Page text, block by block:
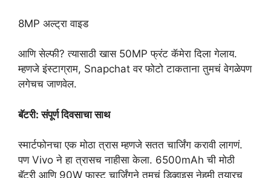
8MP अल्ट्रा वाइड
आणि सेल्फी? त्यासाठी खास 50MP फ्रंट कॅमेरा दिला गेलाय.
म्हणजे इंस्टाग्राम, Snapchat वर फोटो टाकताना तुमचं वेगळेपण
लगेचच जाणवेल.
बॅटरी: संपूर्ण दिवसाचा साथ
स्मार्टफोनचा एक मोठा त्रास म्हणजे सतत चार्जिंग करावी लागणं.
पण Vivo ने हा त्रासच नाहीसा केला. 6500mAh ची मोठी
बॅटरी आणि 90W फास्ट चार्जिंगने तुमचं डिव्हाइस नेहमी तयारच